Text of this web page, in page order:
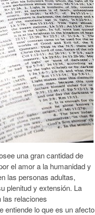
una gran cantidad de
el amor a la humanidad y
las personas adultas,
plenitud y extensión. La
las relaciones
entiende lo que es un afecto